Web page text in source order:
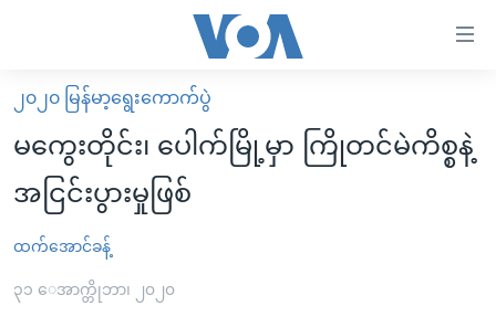
လွယ်ကူ
စေ
သည့်
Link
များ
ပင်မ
မူလစာမျက်နှာ
မြန်မာ
ကမ္ဘာ့သတင်းများ
နိုင်ငံတကာ
ဗွီဒီယို
၂၀၂၀ မြန်မာ့ရွေးကောက်ပွဲ
မကွေးတိုင်း၊ ပေါက်မြို့မှာ ကြိုတင်မဲကိစ္စနဲ့
အငြင်းပွားမှုဖြစ်
ထက်အောင်ခန့်
၃၁ ေအာက္တိုဘာ၊ ၂၀၂၀